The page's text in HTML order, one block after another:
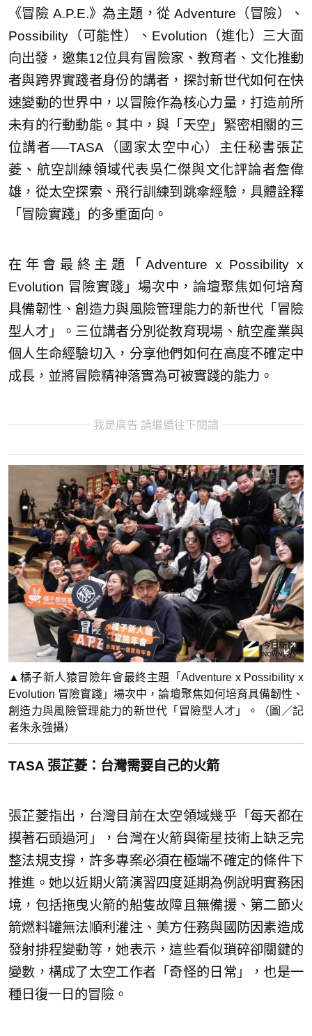
《冒險 A.P.E.》為主題，從 Adventure（冒險）、
Possibility（可能性）、Evolution（進化）三大面
向出發，邀集12位具有冒險家、教育者、文化推動
者與跨界實踐者身份的講者，探討新世代如何在快
速變動的世界中，以冒險作為核心力量，打造前所
未有的行動動能。其中，與「天空」緊密相關的三
位講者──TASA（國家太空中心）主任秘書張芷
菱、航空訓練領域代表吳仁傑與文化評論者詹偉
雄，從太空探索、飛行訓練到跳傘經驗，具體詮釋
「冒險實踐」的多重面向。
在年會最終主題「Adventure x Possibility x
Evolution 冒險實踐」場次中，論壇聚焦如何培育
具備韌性、創造力與風險管理能力的新世代「冒險
型人才」。三位講者分別從教育現場、航空產業與
個人生命經驗切入，分享他們如何在高度不確定中
成長，並將冒險精神落實為可被實踐的能力。
我是廣告 請繼續往下閱讀
▲橘子新人猿冒險年會最終主題「Adventure x Possibility x
Evolution 冒險實踐」場次中，論壇聚焦如何培育具備韌性、
創造力與風險管理能力的新世代「冒險型人才」。（圖／記
者朱永強攝）
TASA 張芷菱：台灣需要自己的火箭
張芷菱指出，台灣目前在太空領域幾乎「每天都在
摸著石頭過河」，台灣在火箭與衛星技術上缺乏完
整法規支撐，許多專案必須在極端不確定的條件下
推進。她以近期火箭演習四度延期為例說明實務困
境，包括拖曳火箭的船隻故障且無備援、第二節火
箭燃料罐無法順利灌注、美方任務與國防因素造成
發射排程變動等，她表示，這些看似瑣碎卻關鍵的
變數，構成了太空工作者「奇怪的日常」，也是一
種日復一日的冒險。